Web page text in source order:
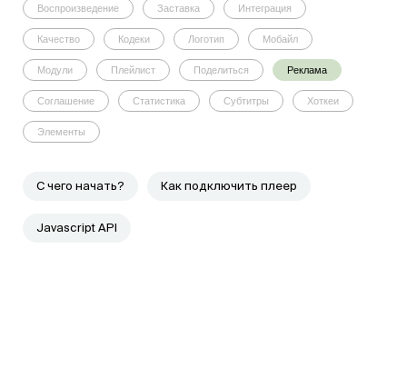
Воспроизведение Заставка Интеграция
Качество Кодеки Логотип Мобайл
Модули Плейлист Поделиться Реклама
Соглашение Статистика Субтитры Хоткеи
Элементы
C чего начать? Как подключить плеер
Javascript API